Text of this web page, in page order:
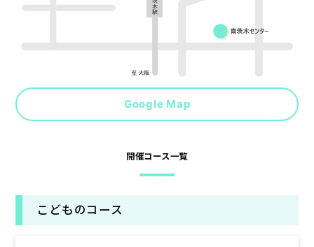
Google Map
開催コース一覧
こどものコース